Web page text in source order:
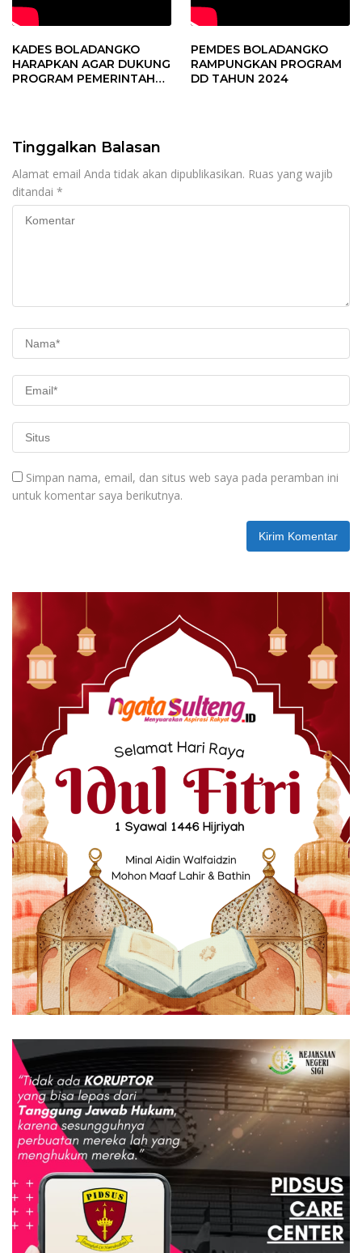
KADES BOLADANGKO
HARAPKAN AGAR DUKUNG
PROGRAM PEMERINTAH
PEMDES BOLADANGKO
RAMPUNGKAN PROGRAM
DD TAHUN 2024
Tinggalkan Balasan
Alamat email Anda tidak akan dipublikasikan. Ruas yang wajib
ditandai *
Simpan nama, email, dan situs web saya pada peramban ini
untuk komentar saya berikutnya.